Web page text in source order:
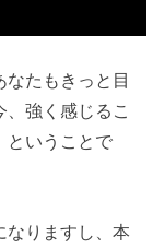
たもきっと目
強く感じるこ
ということで
なりますし、本